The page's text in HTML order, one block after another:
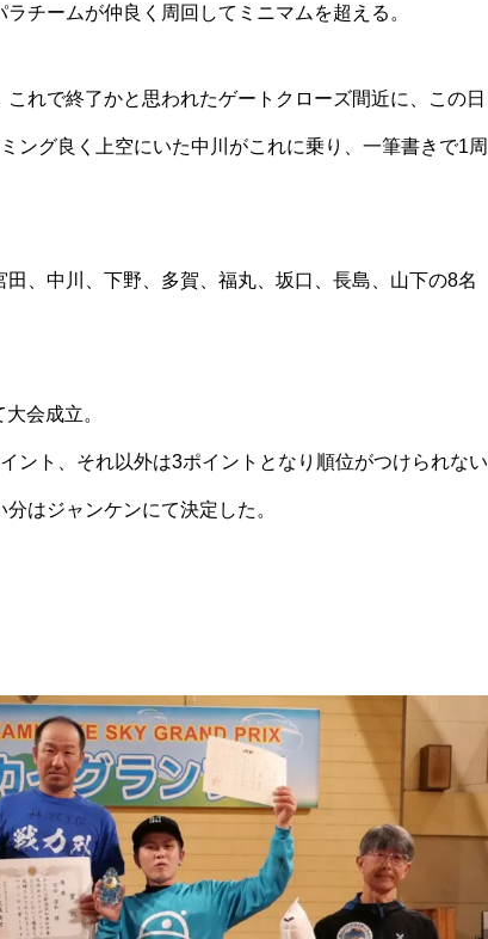
チームが仲良く周回してミニマムを超える。
れで終了かと思われたゲートクローズ間近に、この日
ング良く上空にいた中川がこれに乗り、一筆書きで1周
、中川、下野、多賀、福丸、坂口、長島、山下の8名
会成立。
ント、それ以外は3ポイントとなり順位がつけられない
はジャンケンにて決定した。